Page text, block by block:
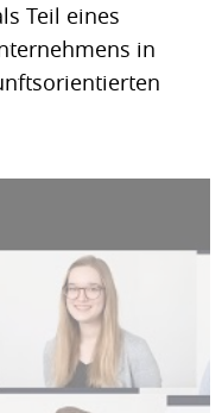
Teil eines
in